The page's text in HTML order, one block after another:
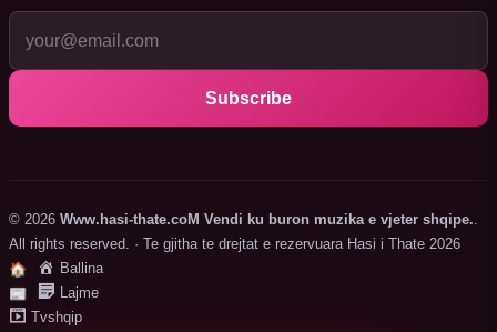
Subscribe
© 2026 Www.hasi-thate.coM Vendi ku buron muzika e vjeter shqipe..
All rights reserved. · Te gjitha te drejtat e rezervuara Hasi i Thate 2026
🏠
Ballina
📰
Lajme
Tvshqip